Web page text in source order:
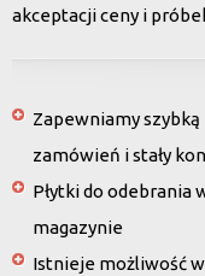
akceptacji ceny i
Zapewniamy
zamówień i stały
Płytki do odebrania
magazynie
Istnieje możliwość